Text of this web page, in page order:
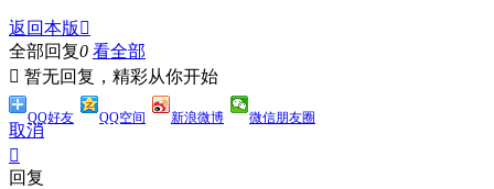
返回本版 
全部回复0 看全部
 暂无回复，精彩从你开始
QQ好友 QQ空间 新浪微博 微信朋友圈
取消

回复